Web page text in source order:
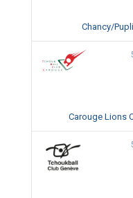
Chancy/
Carouge Lions